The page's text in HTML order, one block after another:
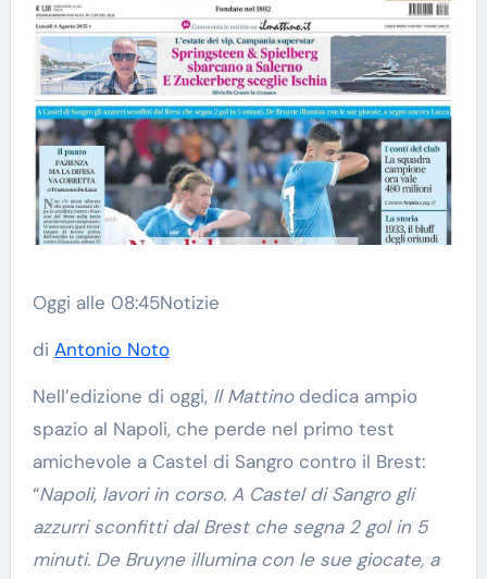
Oggi alle 08:45Notizie
di Antonio Noto
Nell’edizione di oggi, Il Mattinodedica ampio
spazio al Napoli, che perde nel primo test
amichevole a Castel di Sangro contro il Brest:
“Napoli, lavori in corso. A Castel di Sangro gli
azzurri sconfitti dal Brest che segna 2 gol in 5
minuti. De Bruyne illumina con le sue giocate, a